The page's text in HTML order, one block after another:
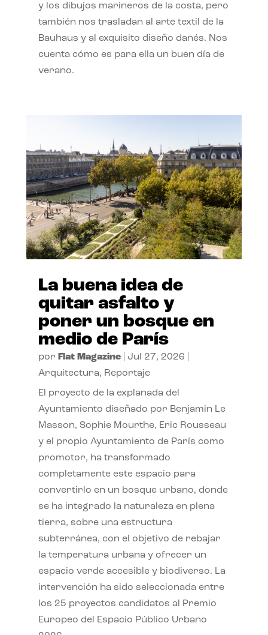
y los dibujos marineros de la costa, pero
también nos trasladan al arte textil de la
Bauhaus y al exquisito diseño danés. Nos
cuenta cómo es para ella un buen día de
verano.
La buena idea de
quitar asfalto y
poner un bosque en
medio de París
por Flat Magazine| Jul 27, 2026
Arquitectura, Reportaje
El proyecto de la explanada del
Ayuntamiento diseñado por Benjamin Le
Masson, Sophie Mourthe, Eric Rousseau
y el propio Ayuntamiento de París como
promotor, ha transformado
completamente este espacio para
convertirlo en un bosque urbano, donde
se ha integrado la naturaleza en plena
tierra, sobre una estructura
subterránea, con el objetivo de rebajar
la temperatura urbana y ofrecer un
espacio verde accesible y biodiverso. La
intervención ha sido seleccionada entre
los 25 proyectos candidatos al Premio
Europeo del Espacio Público Urbano